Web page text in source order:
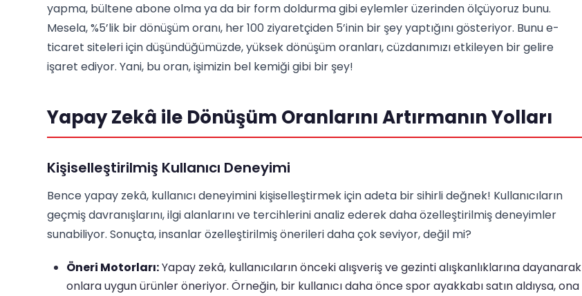
yapma, bültene abone olma ya da bir form doldurma gibi eylemler üzerinden ölçüyoruz bunu.
Mesela, %5’lik bir dönüşüm oranı, her 100 ziyaretçiden 5’inin bir şey yaptığını gösteriyor. Bunu e-
ticaret siteleri için düşündüğümüzde, yüksek dönüşüm oranları, cüzdanımızı etkileyen bir gelire
işaret ediyor. Yani, bu oran, işimizin bel kemiği gibi bir şey!
Yapay Zekâ ile Dönüşüm Oranlarını Artırmanın Yolları
Kişiselleştirilmiş Kullanıcı Deneyimi
Bence yapay zekâ, kullanıcı deneyimini kişiselleştirmek için adeta bir sihirli değnek! Kullanıcıların
geçmiş davranışlarını, ilgi alanlarını ve tercihlerini analiz ederek daha özelleştirilmiş deneyimler
sunabiliyor. Sonuçta, insanlar özelleştirilmiş önerileri daha çok seviyor, değil mi?
Öneri Motorları:Yapay zekâ, kullanıcıların önceki alışveriş ve gezinti alışkanlıklarına dayanarak
onlara uygun ürünler öneriyor. Örneğin, bir kullanıcı daha önce spor ayakkabı satın aldıysa, ona